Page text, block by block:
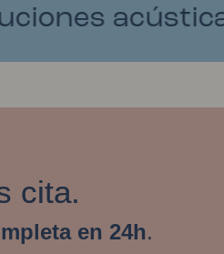
acústicas
cita.
en 24h.